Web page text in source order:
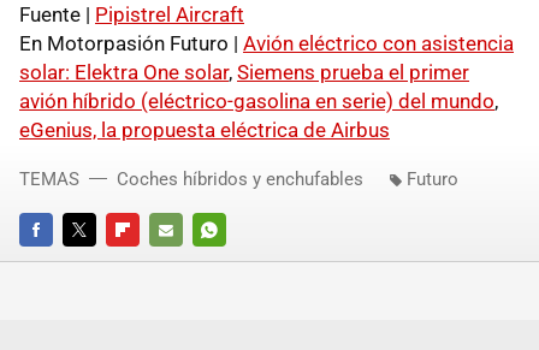
Fuente | Pipistrel Aircraft
En Motorpasión Futuro | Avión eléctrico con asistencia
solar: Elektra One solar, Siemens prueba el primer
avión híbrido (eléctrico-gasolina en serie) del mundo,
eGenius, la propuesta eléctrica de Airbus
FACEBOOKTWITTERFLIPBOARD
E-
WHATSAPP
TEMAS Coches híbridos y enchufables Futuro